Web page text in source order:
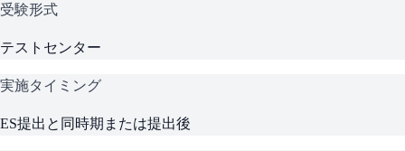
受験形式
テストセンター
実施タイミング
ES提出と同時期または提出後